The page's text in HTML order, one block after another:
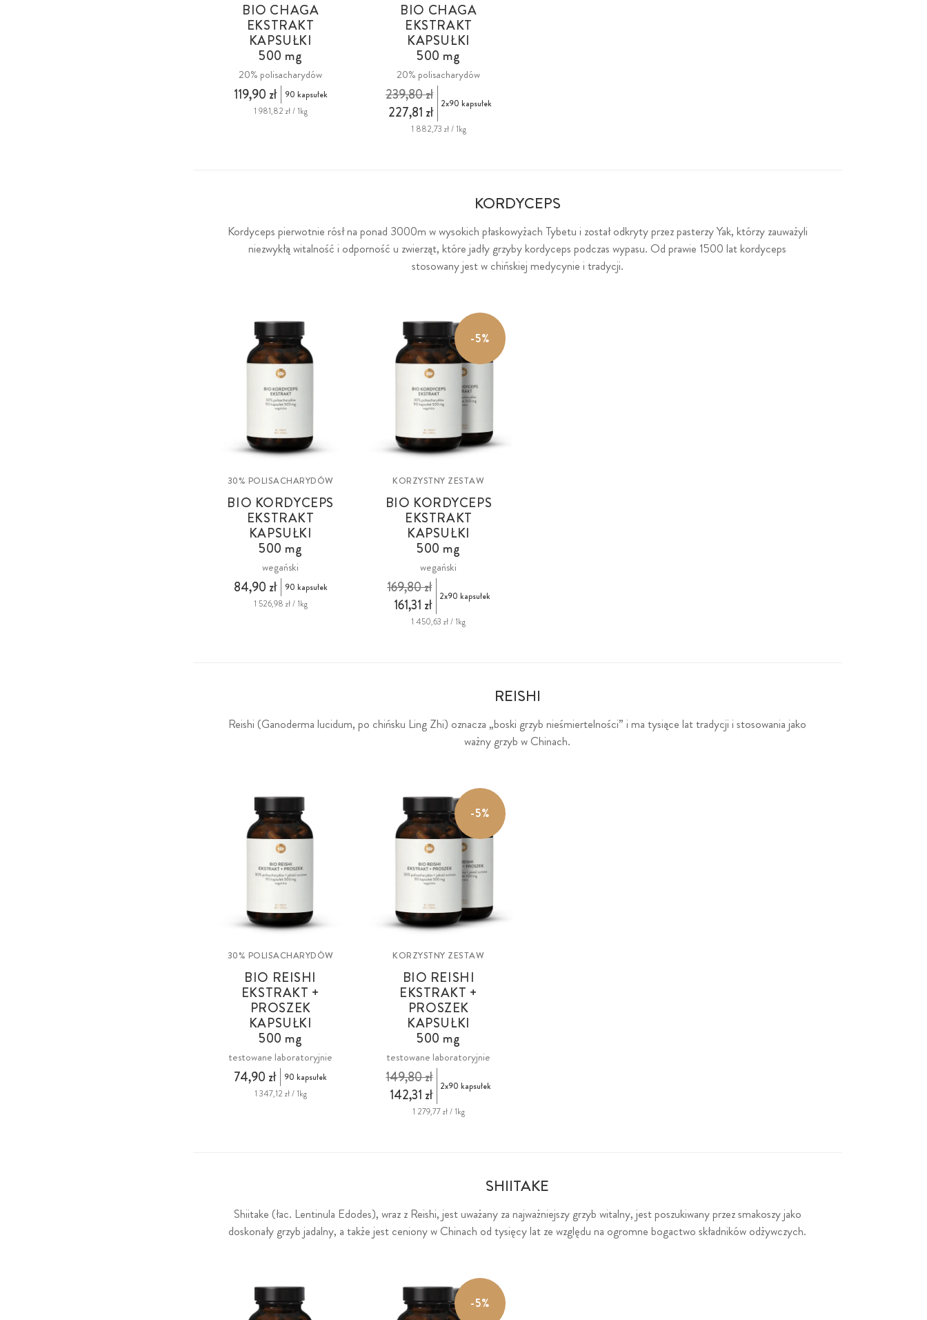
BIO CHAGA
EKSTRAKT
KAPSUŁKI
500 mg
20% polisacharydów
119,90 zł
90 kapsułek
1 981,82 zł / 1kg
BIO CHAGA
EKSTRAKT
KAPSUŁKI
500 mg
20% polisacharydów
227,81 zł
239,80 zł 2x90 kapsułek
1 882,73 zł / 1kg
KORDYCEPS
Kordyceps pierwotnie rósł na ponad 3000m w wysokich płaskowyżach Tybetu i został odkryty przez pasterzy Yak, którzy zauważyli
niezwykłą witalność i odporność u zwierząt, które jadły grzyby kordyceps podczas wypasu. Od prawie 1500 lat kordyceps
stosowany jest w chińskiej medycynie i tradycji.
30% POLISACHARYDÓW
BIO KORDYCEPS
EKSTRAKT
KAPSUŁKI
500 mg
wegański
84,90 zł
90 kapsułek
1 526,98 zł / 1kg
-5%
KORZYSTNY ZESTAW
BIO KORDYCEPS
EKSTRAKT
KAPSUŁKI
500 mg
wegański
161,31 zł
169,80 zł 2x90 kapsułek
1 450,63 zł / 1kg
REISHI
Reishi (Ganoderma lucidum, po chińsku Ling Zhi) oznacza „boski grzyb nieśmiertelności” i ma tysiące lat tradycji i stosowania jako
ważny grzyb w Chinach.
30% POLISACHARYDÓW
BIO REISHI
EKSTRAKT +
PROSZEK
KAPSUŁKI
500 mg
testowane laboratoryjnie
74,90 zł
90 kapsułek
1 347,12 zł / 1kg
-5%
KORZYSTNY ZESTAW
BIO REISHI
EKSTRAKT +
PROSZEK
KAPSUŁKI
500 mg
testowane laboratoryjnie
142,31 zł
149,80 zł 2x90 kapsułek
1 279,77 zł / 1kg
SHIITAKE
Shiitake (łac. Lentinula Edodes), wraz z Reishi, jest uważany za najważniejszy grzyb witalny, jest poszukiwany przez smakoszy jako
doskonały grzyb jadalny, a także jest ceniony w Chinach od tysięcy lat ze względu na ogromne bogactwo składników odżywczych.
-5%